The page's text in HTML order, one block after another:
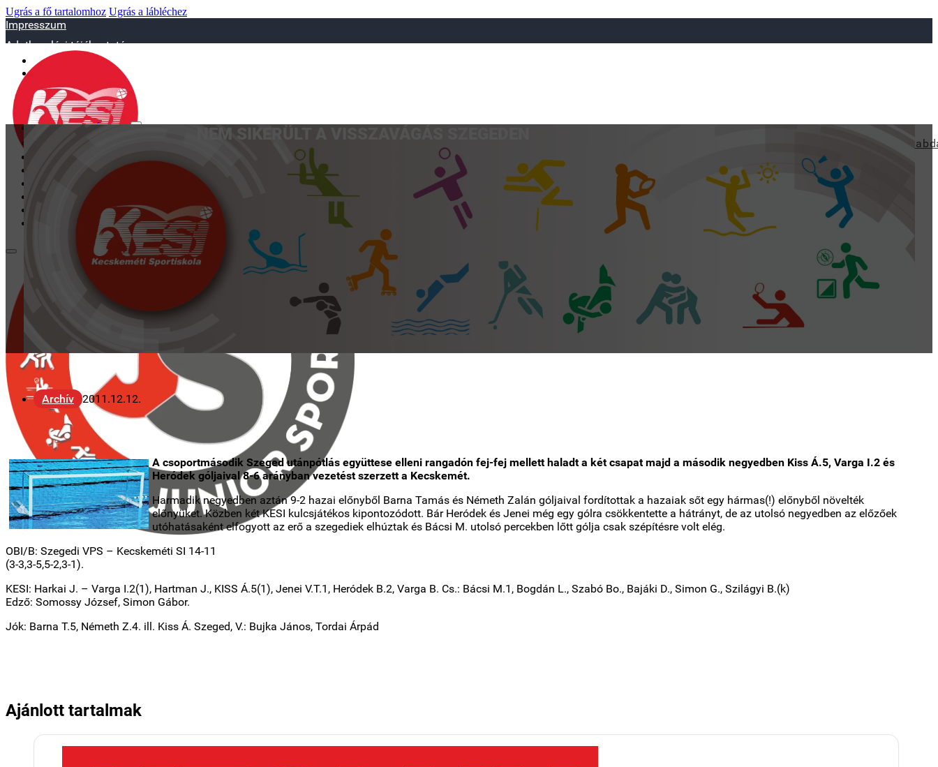
Ugrás a fő tartalomhoz Ugrás a lábléchez
Impresszum
Adatkezelési tájékoztató
sportiskola@juniorsportkft.hu
SZAKOSZTÁLYOK
KAPCSOLAT
NEM SIKERÜLT A VISSZAVÁGÁS SZEGEDEN
Archív 2011.12.12.
A csoportmásodik Szeged utánpótlás együttese elleni rangadón fej-fej mellett haladt a két csapat majd a második negyedben Kiss Á.5, Varga I.2 és
Heródek góljaival 8-6 arányban vezetést szerzett a Kecskemét.
Harmadik negyedben aztán 9-2 hazai előnyből Barna Tamás és Németh Zalán góljaival fordítottak a hazaiak sőt egy hármas(!) előnyből növelték
előnyüket. Közben két KESI kulcsjátékos kipontozódott. Bár Heródek és Jenei még egy gólra csökkentette a hátrányt, de az utolsó negyedben az előzőek
utóhatásaként elfogyott az erő a szegediek elhúztak és Bácsi M. utolsó percekben lőtt gólja csak szépítésre volt elég.
OBI/B: Szegedi VPS – Kecskeméti SI 14-11
(3-3,3-5,5-2,3-1).
KESI: Harkai J. – Varga I.2(1), Hartman J., KISS Á.5(1), Jenei V.T.1, Heródek B.2, Varga B. Cs.: Bácsi M.1, Bogdán L., Szabó Bo., Bajáki D., Simon G., Szilágyi B.(k)
Edző: Somossy József, Simon Gábor.
Jók: Barna T.5, Németh Z.4. ill. Kiss Á. Szeged, V.: Bujka János, Tordai Árpád
Ajánlott tartalmak